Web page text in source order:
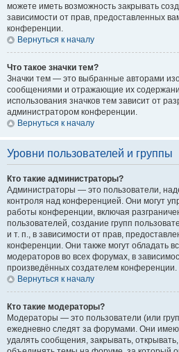
можете иметь возможность закрывать
зависимости от прав, предоставленных
конференции.
Вернуться к началу
Что такое значки тем?
Значки тем — это выбранные авторами
сообщениями и отражающие их
использования значков тем зависит от
администратором конференции.
Вернуться к началу
Уровни пользователей и группы
Кто такие администраторы?
Администраторы — это пользователи,
контроля над конференцией. Они могут
работы конференции, включая
пользователей, создание групп
и т. п., в зависимости от прав,
конференции. Они также могут обладать
модераторов во всех форумах, в
произведённых создателем конференции.
Вернуться к началу
Кто такие модераторы?
Модераторы — это пользователи (или
ежедневно следят за форумами. Они
удалять сообщения, закрывать,